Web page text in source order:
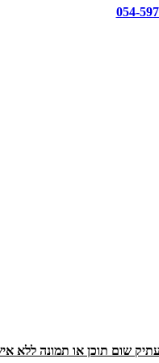
054-
שום תוכן או תמונה ללא